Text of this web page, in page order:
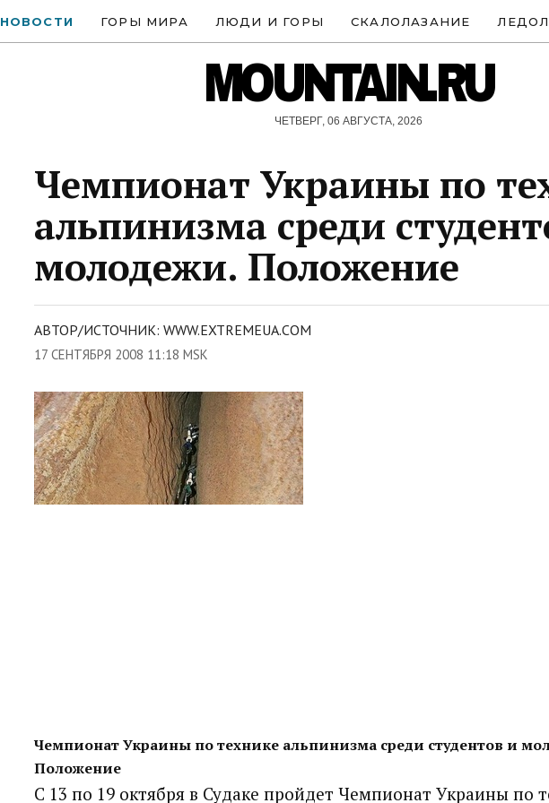
НОВОСТИ ГОРЫ МИРА ЛЮДИ И ГОРЫ СКАЛОЛАЗАНИЕ
MOUNTAIN.RU
ЧЕТВЕРГ, 06 АВГУСТА, 2026
Чемпионат Украины по
альпинизма среди
молодежи. Положение
АВТОР/ИСТОЧНИК: WWW.EXTREMEUA.COM
17 СЕНТЯБРЯ 2008 11:18 MSK
Чемпионат Украины по технике альпинизма среди студентов и
Положение
С 13 по 19 октября в Судаке пройдет Чемпионат Украины по